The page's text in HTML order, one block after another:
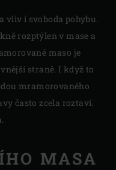
i svoboda pohybu.
rozptýlen v mase a
maso je
straně. I když to
mramorovaného
často zcela roztaví.
MASA